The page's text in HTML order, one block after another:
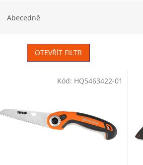
Abecedně
OTEVŘÍT FILTR
Kód: HQ5463422-01